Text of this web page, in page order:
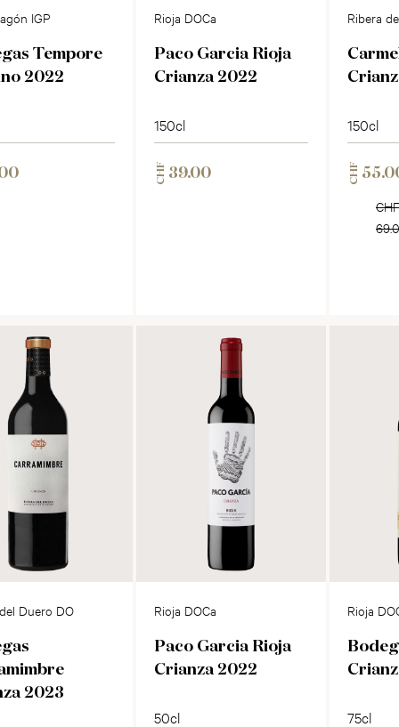
IGP
Tempore
2022
Rioja DOCa
Paco Garcia Rioja
Crianza 2022
150cl
CHF 39.00
Ribera
150cl
CHF
CHF
Duero DO
2023
Rioja DOCa
Paco Garcia Rioja
Crianza 2022
50cl
Rioja
75cl